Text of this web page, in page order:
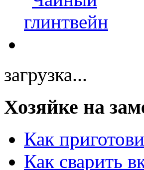
загрузка...
Хозяйке на
Как
Как сварить